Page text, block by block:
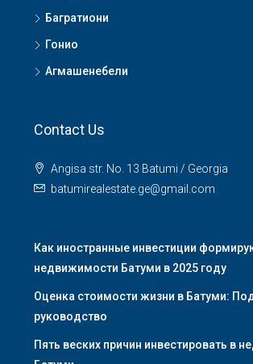
Багратиони
Гонио
Агмашенебели
Contact Us
Angisa str. No. 13 Batumi / Georgia
batumirealestate.ge@gmail.com
Как иностранные инвестиции
недвижимости Батуми в 2025 году
Оценка стоимости жизни в Батуми:
руководство
Пять веских причин инвестировать в